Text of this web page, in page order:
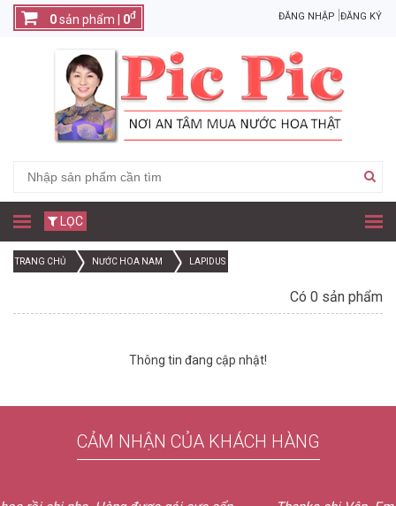
ĐĂNG NHẬP ĐĂNG KÝ
0sản phẩm | 0đ
LỌC
TRANG CHỦ NƯỚC HOA NAM LAPIDUS
Có 0 sản phẩm
Thông tin đang cập nhật!
CẢM NHẬN CỦA KHÁCH HÀNG